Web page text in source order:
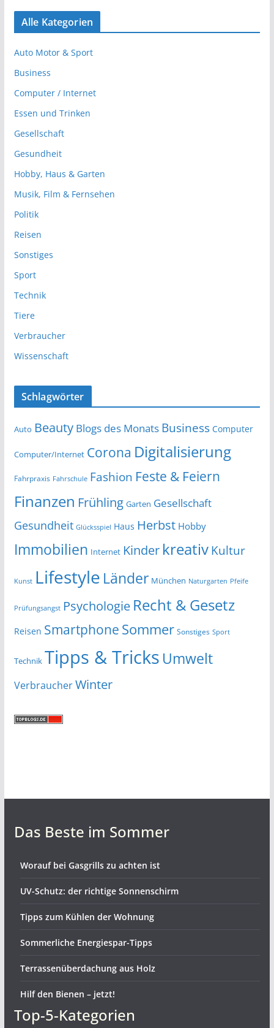
Alle Kategorien
Auto Motor & Sport
Business
Computer / Internet
Essen und Trinken
Gesellschaft
Gesundheit
Hobby, Haus & Garten
Musik, Film & Fernsehen
Politik
Reisen
Sonstiges
Sport
Technik
Tiere
Verbraucher
Wissenschaft
Schlagwörter
Auto Beauty Blogs des Monats Business Computer
Computer/Internet Corona Digitalisierung
Fahrpraxis Fahrschule Fashion Feste & Feiern
Finanzen Frühling Garten Gesellschaft
Gesundheit Glücksspiel Haus Herbst Hobby
Immobilien Internet Kinder kreativKultur
Kunst Lifestyle Länder München Naturgarten Pfeife
Prüfungsangst Psychologie Recht & Gesetz
Reisen Smartphone Sommer Sonstiges Sport
Technik Tipps & Tricks Umwelt
VerbraucherWinter
Das Beste im Sommer
Worauf bei Gasgrills zu achten ist
UV-Schutz: der richtige Sonnenschirm
Tipps zum Kühlen der Wohnung
Sommerliche Energiespar-Tipps
Terrassenüberdachung aus Holz
Hilf den Bienen – jetzt!
Top-5-Kategorien